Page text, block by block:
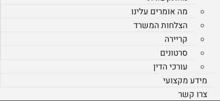
מה אומרים עלינו
הצלחות המשרד
קריירה
סרטונים
עורכי הדין
מידע מקצועי
צרו קשר